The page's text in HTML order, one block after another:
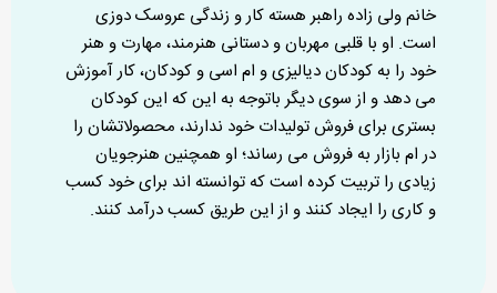
خانم ولی زاده راهبر هسته کار و زندگی عروسک دوزی
است. او با قلبی مهربان و دستانی هنرمند، مهارت و هنر
خود را به کودکان دیالیزی و ام اسی و کودکان، کار آموزش
می دهد و از سوی دیگر باتوجه به این که این کودکان
بستری برای فروش تولیدات خود ندارند، محصولاتشان را
در ام بازار به فروش می رساند؛ او همچنین هنرجویان
زیادی را تربیت کرده است که توانسته اند برای خود کسب
و کاری را ایجاد کنند و از این طریق کسب درآمد کنند.